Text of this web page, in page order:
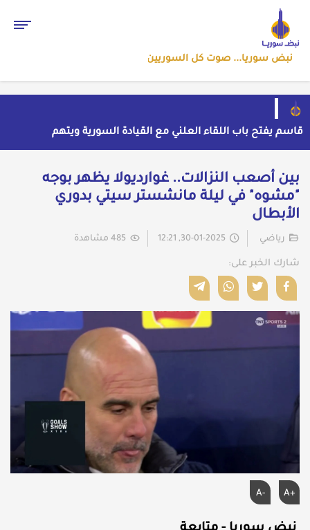
نبض سوريا... صوت كل السوريين
قاسم يفتح باب اللقاء العلني مع القيادة السورية ويتهم
السلطة في بيروت بـ"خدمة إسرائيل"
بسبب موجة الحر والجفاف... فرنسا توقف تشغيل 3
العراقي
من الاستيلاء على الأراضي إلى اعتقال الصحفيين: ملف
فساد وزير الزراعة باسل سويدان في العهد الجديد
إلى متى يبقى أطفال سوريا رهائن للخطف والجريمة وسط
غياب الأمان؟
بين أصعب النزالات.. غوارديولا يظهر بوجه
"مشوه" في ليلة مانشستر سيتي بدوري
الأبطال
رياضي
شارك الخبر على:
A+
A-